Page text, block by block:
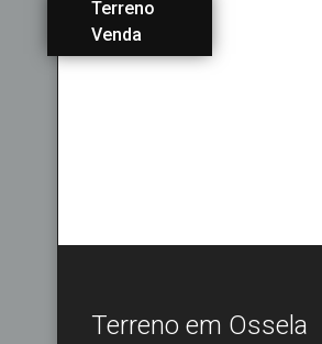
Terreno
Venda
Terreno em Ossela